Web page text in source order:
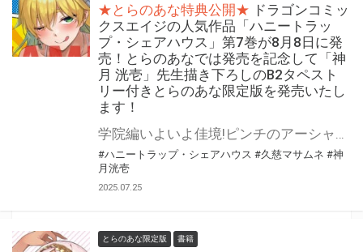
★とらのあな特典公開★ ドラゴンコミッ
クスエイジの人気作品「ハニートラッ
プ・シェアハウス」第7巻が8月8日に発
売！とらのあなでは発売を記念して「神
月 洸壱」先生描き下ろしのB2タペスト
リー付きとらのあな限定版を発売いたし
ます！
#ハニートラップ・シェアハウス #久慈マサムネ #神
月洸壱
2025.07.25
とらのあな限定版 書籍